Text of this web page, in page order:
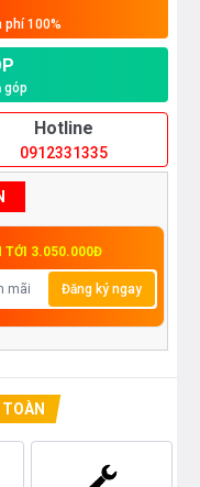
phí 100%
góp
Hotline
0912331335
TỚI 3.050.000Đ
Đăng ký ngay